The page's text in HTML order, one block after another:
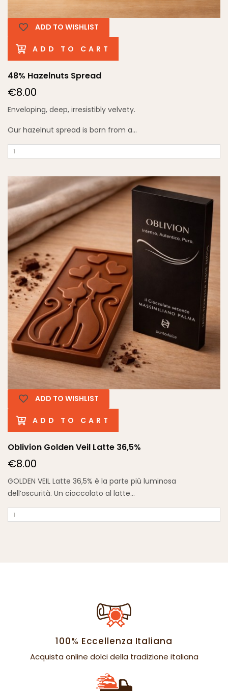
ADD TO WISHLIST
ADD TO CART
48% Hazelnuts Spread
€8.00
Enveloping, deep, irresistibly velvety.
Our hazelnut spread is born from a...
ADD TO WISHLIST
ADD TO CART
Oblivion Golden Veil Latte 36,5%
€8.00
GOLDEN VEIL Latte 36,5% è la parte più luminosa
dell’oscurità. Un cioccolato al latte...
100% Eccellenza Italiana
Acquista online dolci della tradizione italiana